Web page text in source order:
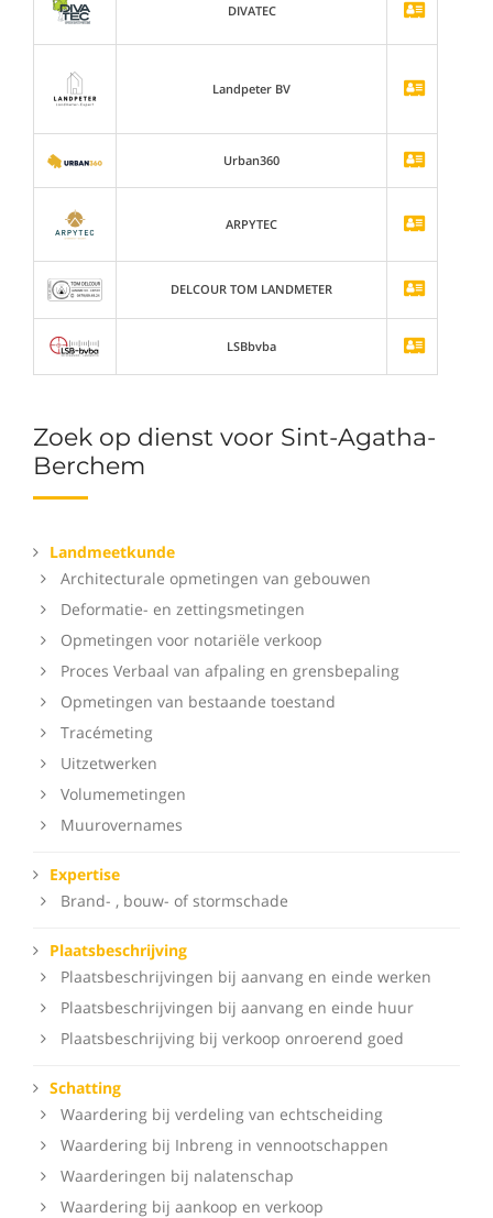
Zoek op dienst voor Sint-Agatha-
Berchem
Landmeetkunde
Architecturale opmetingen van gebouwen
Deformatie- en zettingsmetingen
Opmetingen voor notariële verkoop
Proces Verbaal van afpaling en grensbepaling
Opmetingen van bestaande toestand
Tracémeting
Uitzetwerken
Volumemetingen
Muurovernames
Expertise
Brand- , bouw- of stormschade
Plaatsbeschrijving
Plaatsbeschrijvingen bij aanvang en einde werken
Plaatsbeschrijvingen bij aanvang en einde huur
Plaatsbeschrijving bij verkoop onroerend goed
Schatting
Waardering bij verdeling van echtscheiding
Waardering bij Inbreng in vennootschappen
Waarderingen bij nalatenschap
Waardering bij aankoop en verkoop
DIVATEC
Landpeter BV
Urban360
ARPYTEC
DELCOUR TOM LANDMETER
LSBbvba